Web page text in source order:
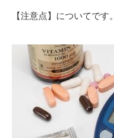
【注意点】についてです。